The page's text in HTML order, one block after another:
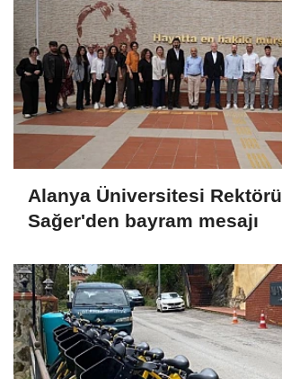
Alanya Üniversitesi Rektörü
Sağer'den bayram mesajı